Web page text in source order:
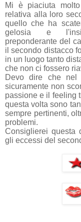
Mi è piaciuta
relativa alla loro
quello che ha
gelosia e
preponderante del
il secondo distacco
in un luogo tanto
che non ci fossero
Devo dire che nel
sicuramente non
passione e il feeling
questa volta sono
sempre pertinenti,
problemi.
Consiglierei questa
gli eccessi del